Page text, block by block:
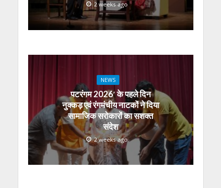
2 weeks ago
NEWS
पटरंगम 2026′ के पहले दिन
नुक्कड़ एवं रंगमंचीय नाटकों ने दिया
सामाजिक सरोकारों का सशक्त
संदेश
2 weeks ago